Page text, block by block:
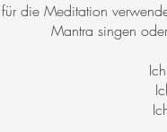
die Meditation
Mantra singen